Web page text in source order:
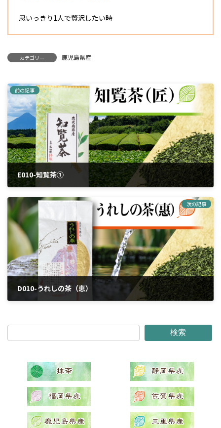
思いっきり1人で贅沢したい時
カテゴリー 鹿児島県産
前の記事
E010-知覧茶①
次の記事
D010-うれしの茶（恵）
検索